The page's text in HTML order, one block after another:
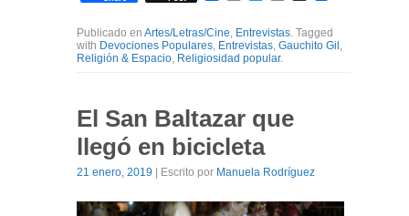
Publicado en Artes/Letras/Cine Entrevistas . Tagged
with Devociones Populares Entrevistas Gauchito Gil
Religión & Espacio Religiosidad popular.
El San Baltazar que
llegó en bicicleta
21 enero, 2019 | Escrito por Manuela Rodríguez